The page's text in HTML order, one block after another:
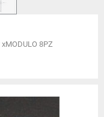
xMODULO 8PZ